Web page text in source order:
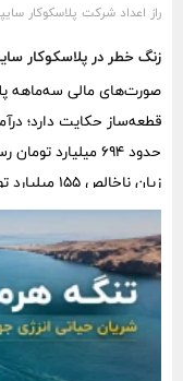
راز اعداد شرکت پلاسکوکار
زنگ خطر در پلاسکوکار سایپا؛
صورت‌های مالی سه‌ماهه
حدود ۶۹۴
تومان زیان خالص ساخته
فروش شرکت با سال